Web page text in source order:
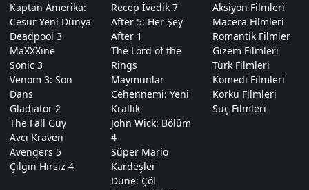
Kaptan Amerika:
Cesur Yeni Dünya
Deadpool 3
MaXXXine
Sonic 3
Venom 3: Son
Dans
Gladiator 2
The Fall Guy
Avcı Kraven
Avengers 5
Çılgın Hırsız 4
Recep İvedik 7
After 5: Her Şey
After 1
The Lord of the
Rings
Maymunlar
Cehennemi: Yeni
Krallık
John Wick: Bölüm
4
Süper Mario
Kardeşler
Dune: Çöl
Aksiyon Filmleri
Macera Filmleri
Romantik Filmler
Gizem Filmleri
Türk Filmleri
Komedi Filmleri
Korku Filmleri
Suç Filmleri